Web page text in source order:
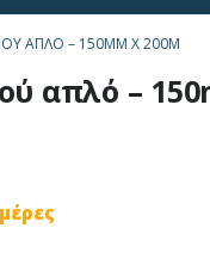
ΑΠΛΌ – 150MM X 200M
απλό –